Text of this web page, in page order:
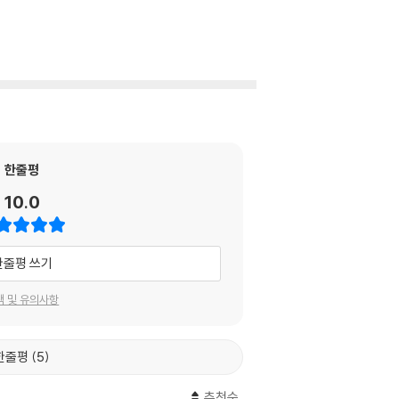
한줄평
10.0
평 쓰기
및 유의사항
줄평 5